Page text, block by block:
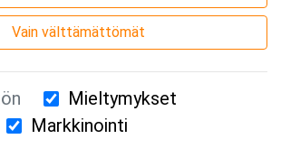
Oy / Valimotie 21 / 00380 Helsinki
Vain välttämättömät
Mieltymykset
Markkinointi